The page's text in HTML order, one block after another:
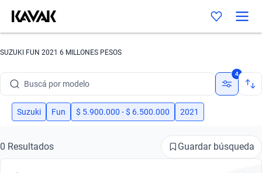
SUZUKI FUN 2021 6 MILLONES PESOS
Buscá por modelo
Buscá por versión
Buscá por marca
4
Suzuki Fun $ 5.900.000 - $ 6.500.000 2021
0 Resultados Guardar búsqueda